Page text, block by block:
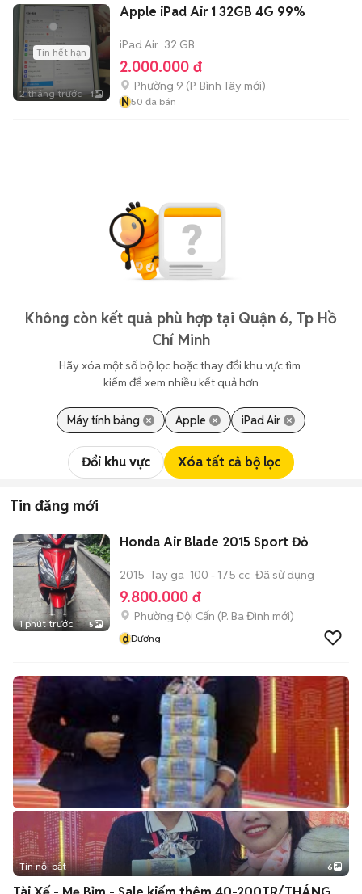
Tin hết hạn
2 tháng trước 1
Apple iPad Air 1 32GB 4G 99%
iPad Air 32 GB
2.000.000 đ
Phường 9 (P. Bình Tây mới)
N50 đã bán
Không còn kết quả phù hợp tại Quận 6, Tp Hồ
Chí Minh
Hãy xóa một số bộ lọc hoặc thay đổi khu vực tìm
kiếm để xem nhiều kết quả hơn
Máy tính bảng Apple iPad Air
Đổi khu vực Xóa tất cả bộ lọc
Tin đăng mới
1 phút trước 5
Honda Air Blade 2015 Sport Đỏ
2015 Tay ga 100 - 175 cc Đã sử dụng
9.800.000 đ
Phường Đội Cấn (P. Ba Đình mới)
dDương
+2
Tin nổi bật 6